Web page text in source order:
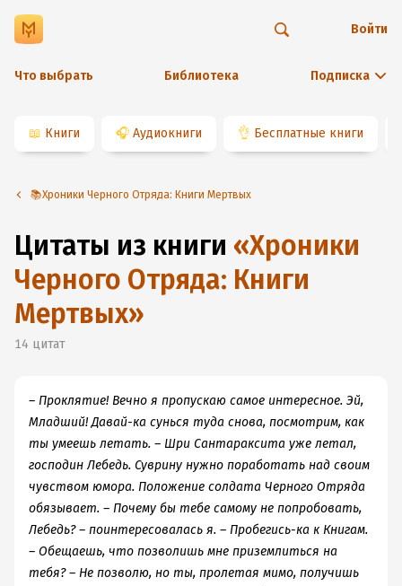
Что выбрать Библиотека Подписка
Войти
📖 Книги 🎧 Аудиокниги 👌 Бесплатные книги
📚Хроники Черного Отряда: Книги Мертвых
Цитаты из книги «Хроники
Черного Отряда: Книги
Мертвых»
14 цитат
– Проклятие! Вечно я пропускаю самое интересное. Эй,
Младший! Давай-ка сунься туда снова, посмотрим, как
ты умеешь летать. – Шри Сантараксита уже летал,
господин Лебедь. Суврину нужно поработать над своим
чувством юмора. Положение солдата Черного Отряда
обязывает. – Почему бы тебе самому не попробовать,
Лебедь? – поинтересовалась я. – Пробегись-ка к Книгам.
– Обещаешь, что позволишь мне приземлиться на
тебя? – Не позволю, но ты, пролетая мимо, получишь